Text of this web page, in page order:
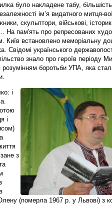
було накладене табу, більшість
ім’я видатного митця-
скульптори, військові,
На пам'ять про репресованих
Київ встановлено меморіальну
Свідомі українського
знало про героїв періоду
боротьби УПА, яка
і
і
з
(померла 1967 р. у Львові) з